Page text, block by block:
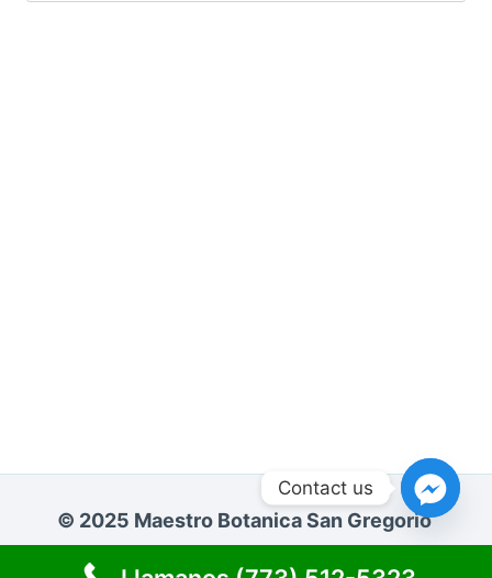
© 2025 Maestro Botanica San Gregorio
Contact us